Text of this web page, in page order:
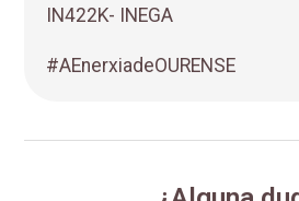
IN422K- INEGA
#AEnerxiadeOURENSE